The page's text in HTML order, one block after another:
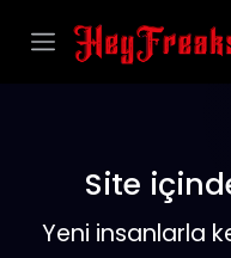
Site
Yeni insanlarla